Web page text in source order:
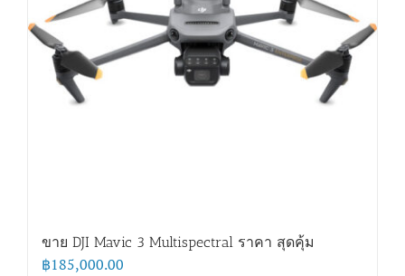
ขาย DJI Mavic 3 Multispectral ราคา สุดคุ้ม
฿185,000.00